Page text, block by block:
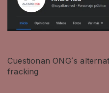
Cuestionan ONG´s
fracking